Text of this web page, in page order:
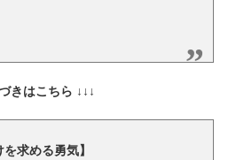
きはこちら ↓↓↓
を求める勇気】